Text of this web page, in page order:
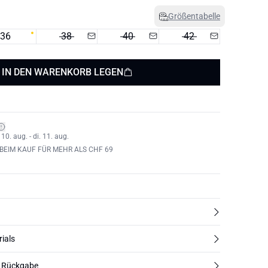
Größentabelle
36 38 40 42
IN DEN WARENKORB LEGEN
aug. - di. 11. aug.
KAUF FÜR MEHR ALS CHF 69